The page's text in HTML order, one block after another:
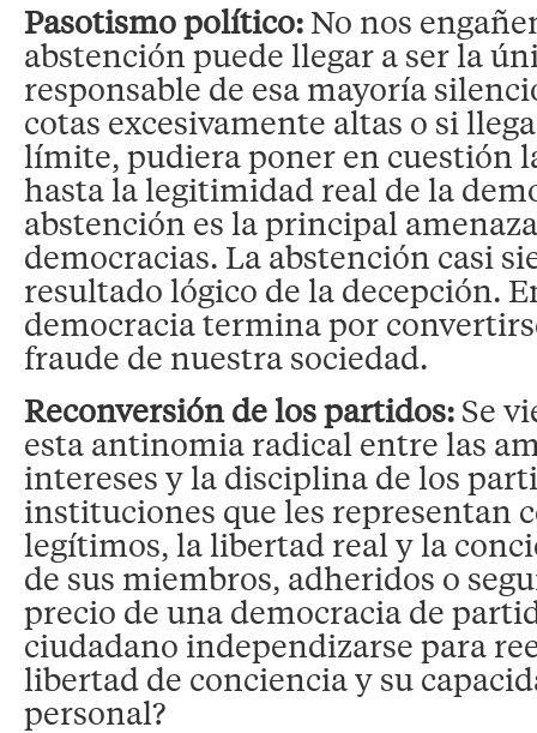
Pasotismo político: No nos
abstención puede llegar a ser la
responsable de esa mayoría
cotas excesivamente altas o si
límite, pudiera poner en cuestión
hasta la legitimidad real de la
abstención es la principal
democracias. La abstención casi
resultado lógico de la decepción.
democracia termina por
fraude de nuestra sociedad.
Reconversión de los partidos: Se
esta antinomia radical entre las
intereses y la disciplina de los
instituciones que les representan
legítimos, la libertad real y la
de sus miembros, adheridos o
precio de una democracia de
ciudadano independizarse para
libertad de conciencia y su
personal?